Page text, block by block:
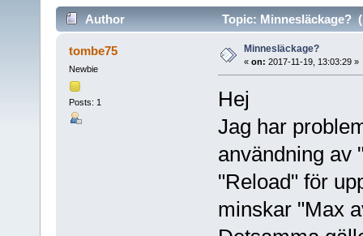
Author Topic: Minnesläckage?
tombe75
Newbie
Posts: 1
Minnesläckage?
« on: 2017-11-19, 13:03:29 »
Hej
Jag har
användning av
"Reload" för
minskar "Max